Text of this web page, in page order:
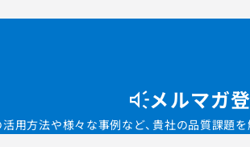
メルマガ
用方法や様々な事例など、貴社の品質課題